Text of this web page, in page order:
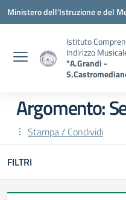
Vai ai contenuti
Vai al menu di navigazione
Vai al footer
Ministero dell'Istruzione e del
Istituto
Indirizzo
"A.Grandi -
Argomento:
Stampa / Condividi
FILTRI